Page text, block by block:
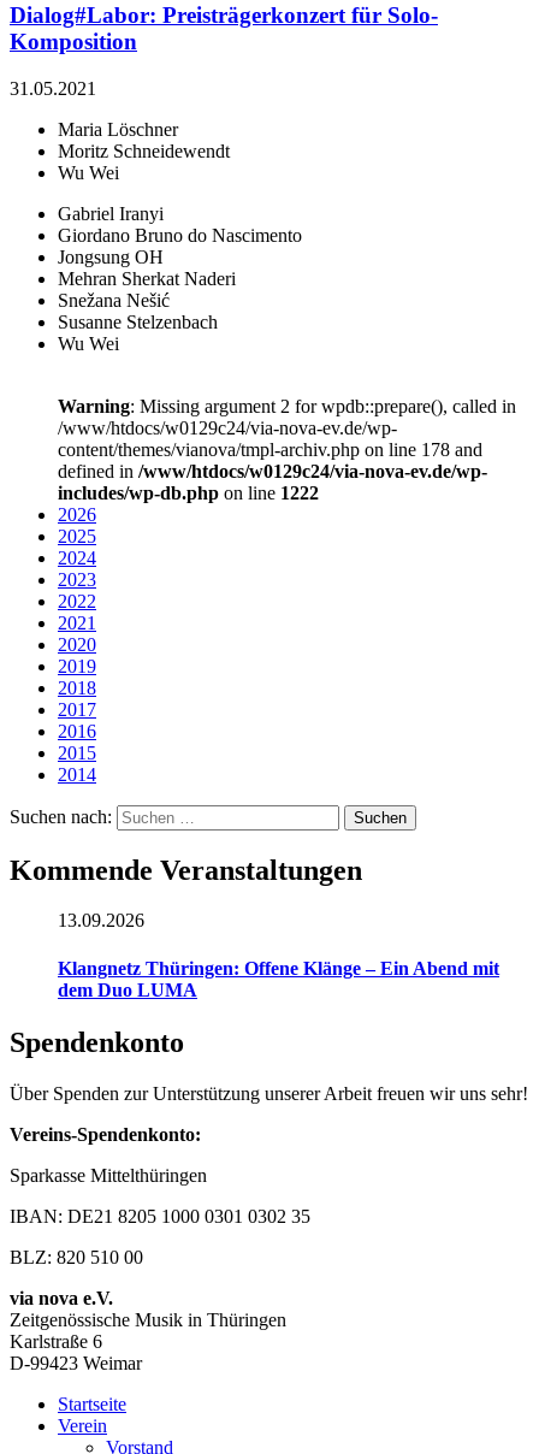
Dialog#Labor: Preisträgerkonzert für Solo-
Komposition
31.05.2021
Maria Löschner
Moritz Schneidewendt
Wu Wei
Gabriel Iranyi
Giordano Bruno do Nascimento
Jongsung OH
Mehran Sherkat Naderi
Snežana Nešić
Susanne Stelzenbach
Wu Wei
Warning: Missing argument 2 for wpdb::prepare(), called in
/www/htdocs/w0129c24/via-nova-ev.de/wp-
content/themes/vianova/tmpl-archiv.php on line 178 and
defined in /www/htdocs/w0129c24/via-nova-ev.de/wp-
includes/wp-db.php on line 1222
2026
2025
2024
2023
2022
2021
2020
2019
2018
2017
2016
2015
2014
Suchen nach:
Kommende Veranstaltungen
13.09.2026
Klangnetz Thüringen: Offene Klänge – Ein Abend mit
dem Duo LUMA
Spendenkonto
Über Spenden zur Unterstützung unserer Arbeit freuen wir uns sehr!
Vereins-Spendenkonto:
Sparkasse Mittelthüringen
IBAN: DE21 8205 1000 0301 0302 35
BLZ: 820 510 00
via nova e.V.
Zeitgenössische Musik in Thüringen
Karlstraße 6
D-99423 Weimar
Startseite
Verein
Vorstand